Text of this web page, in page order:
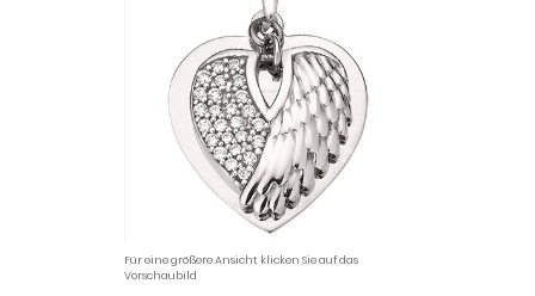
Für eine größere Ansicht klicken Sie auf das
Vorschaubild